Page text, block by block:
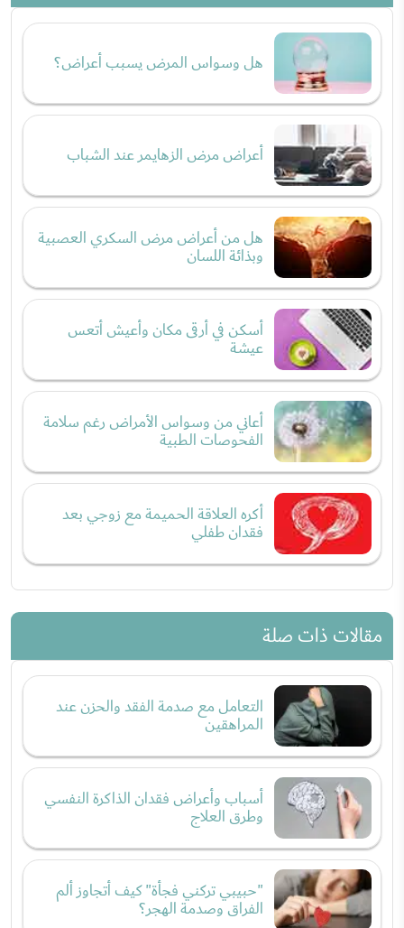
هل وسواس المرض يسبب أعراض؟
أعراض مرض الزهايمر عند الشباب
هل من أعراض مرض السكري العصبية
وبذائة اللسان
أسكن في أرقى مكان وأعيش أتعس
عيشة
أعاني من وسواس الأمراض رغم سلامة
الفحوصات الطبية
أكره العلاقة الحميمة مع زوجي بعد
فقدان طفلي
مقالات ذات صلة
التعامل مع صدمة الفقد والحزن عند
المراهقين
أسباب وأعراض فقدان الذاكرة النفسي
وطرق العلاج
"حبيبي تركني فجأة" كيف أتجاوز ألم
الفراق وصدمة الهجر؟